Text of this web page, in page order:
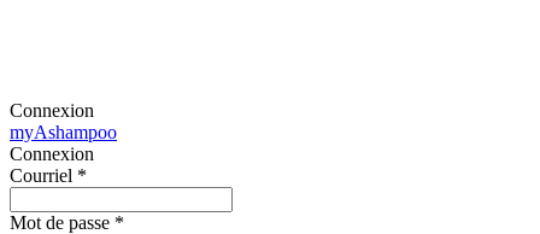
Connexion
myAshampoo
Connexion
Courriel *
Mot de passe *